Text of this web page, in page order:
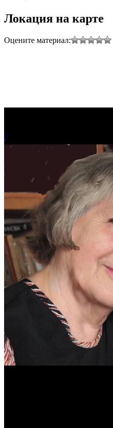
Локация на карте
Оцените материал:
!